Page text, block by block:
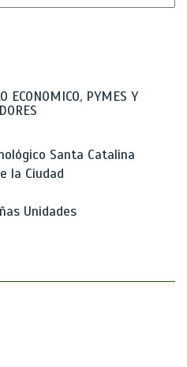
ECONOMICO, PYMES Y
Santa Catalina
la Ciudad
Unidades